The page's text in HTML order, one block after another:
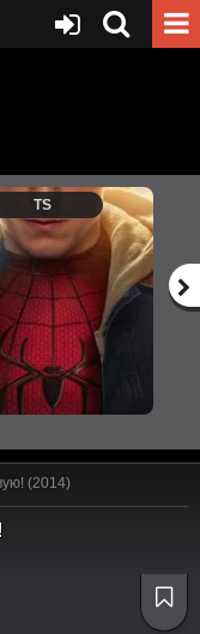
TS
(2014)